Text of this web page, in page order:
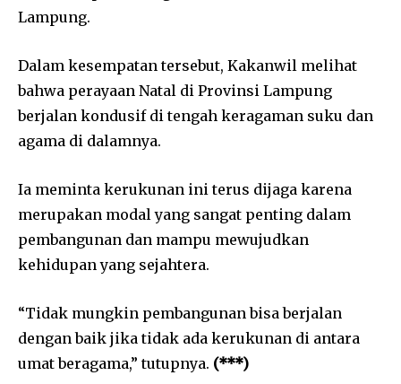
Lampung.
Dalam kesempatan tersebut, Kakanwil melihat
bahwa perayaan Natal di Provinsi Lampung
berjalan kondusif di tengah keragaman suku dan
agama di dalamnya.
Ia meminta kerukunan ini terus dijaga karena
merupakan modal yang sangat penting dalam
pembangunan dan mampu mewujudkan
kehidupan yang sejahtera.
“Tidak mungkin pembangunan bisa berjalan
dengan baik jika tidak ada kerukunan di antara
umat beragama,” tutupnya. (***)